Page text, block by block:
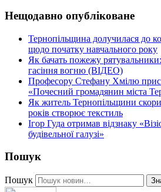
Нещодавно опубліковане
Тернопільщина долучилася до
щодо початку навчального року
Як бачать пожежу
гасіння вогню (ВІДЕО)
Професору Стефану Хмілю
«Почесний громадянин міста
Як житель Тернопільщини
років створює текстиль
Ігор Гуда отримав відзнаку
будівельної галузі»
Пошук
Пошук